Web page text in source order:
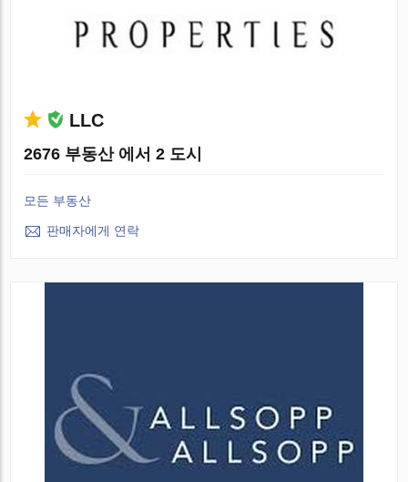
LLC
2676 부동산 에서 2 도시
모든 부동산
판매자에게 연락